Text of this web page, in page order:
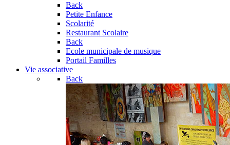
Back
Petite Enfance
Scolarité
Restaurant Scolaire
Back
Ecole municipale de musique
Portail Familles
Vie associative
Back